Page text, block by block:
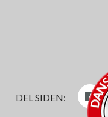
DEL SIDEN: